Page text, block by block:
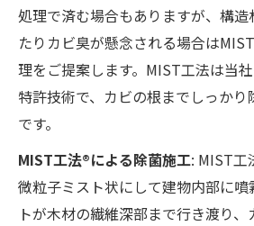
処理で済む場合もありますが、構
たりカビ臭が懸念される場合は
理をご提案します。MIST工法は当
特許技術で、カビの根までしっか
です。
MIST工法®による除菌施工: MIST工
微粒子ミスト状にして建物内部に噴
トが木材の繊維深部まで行き渡り